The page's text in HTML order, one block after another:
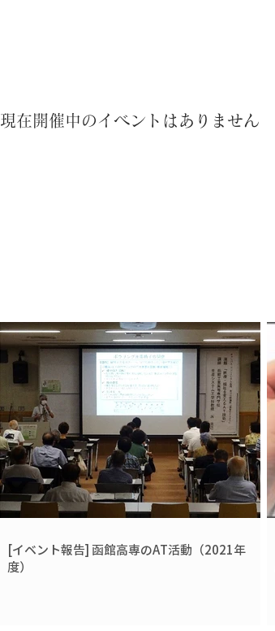
現在開催中のイベントはありません
[イベント報告] 函館高専のAT活動（2021年
度）